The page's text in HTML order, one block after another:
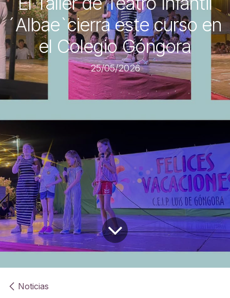
´Albae`cierra este curso en
el Colegio Góngora
25/05/2026
Noticias